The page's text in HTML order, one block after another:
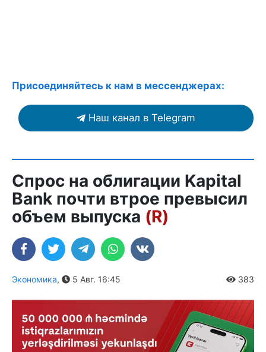
Присоединяйтесь к нам в мессенджерах:
Наш канал в Telegram
Спрос на облигации Kapital
Bank почти втрое превысил
объем выпуска (R)
Экономика, 5 Авг. 16:45 383